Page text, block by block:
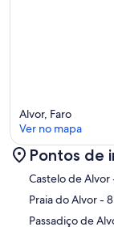
Alvor, Faro
Ver no mapa
Pontos de
Castelo de Alvor
Praia do Alvor-
Passadiço de